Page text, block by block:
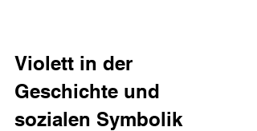
Violett in der
Geschichte und
sozialen Symbolik